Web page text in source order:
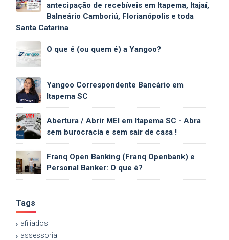
antecipação de recebíveis em Itapema, Itajaí,
Balneário Camboriú, Florianópolis e toda
Santa Catarina
O que é (ou quem é) a Yangoo?
Yangoo Correspondente Bancário em
Itapema SC
Abertura / Abrir MEI em Itapema SC - Abra
sem burocracia e sem sair de casa !
Franq Open Banking (Franq Openbank) e
Personal Banker: O que é?
Tags
afiliados
assessoria